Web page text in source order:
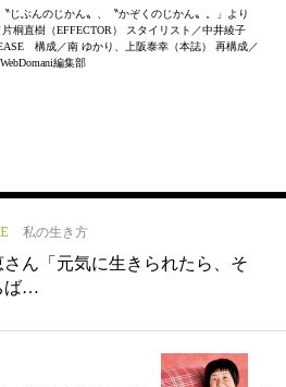
じぶんのじかん〟、〝かぞくのじかん〟。」より
桐直樹（EFFECTOR） スタイリスト／中井綾子
構成／南 ゆかり、上阪泰幸（本誌） 再構成／
WebDomani編集部
私の生き方
さん「元気に生きられたら、そ
ば…